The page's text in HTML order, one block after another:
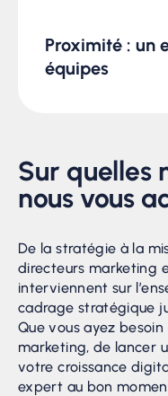
Proximité : un
équipes
Sur quelles
nous vous
De la stratégie à la
directeurs marketing
interviennent sur
cadrage stratégique
Que vous ayez
marketing, de lancer
votre croissance
expert au bon